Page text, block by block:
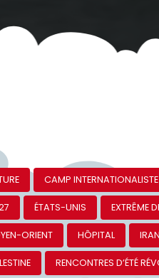
CAMP
ÉTATS-UNIS EXTRÊME
ORIENT HÔPITAL IRAN
RENCONTRES D’ÉTÉ